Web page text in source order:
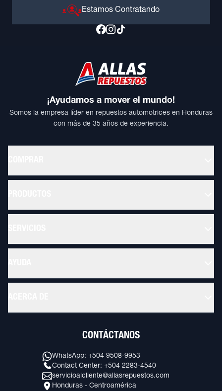
Estamos Contratando
¡Ayudamos a mover el mundo!
Somos la empresa líder en repuestos automotrices en Honduras
con más de 35 años de experiencia.
CONTÁCTANOS
WhatsApp: +504 9508-9953
Contact Center: +504 2283-4540
servicioalcliente@allasrepuestos.com
Honduras - Centroamérica